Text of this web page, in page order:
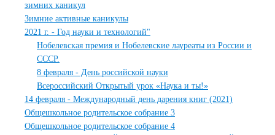
зимних каникул
Зимние активные каникулы
2021 г. - Год науки и технологий"
Нобелевская премия и Нобелевские лауреаты из России и
СССР.
8 февраля - День российской науки
Всероссийский Открытый урок «Наука и ты!»
14 февраля - Международный день дарения книг (2021)
Общешкольное родительское собрание 3
Общешкольное родительское собрание 4